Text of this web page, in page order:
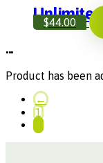
Unlimited
$44.00
...
Product has been
←
1